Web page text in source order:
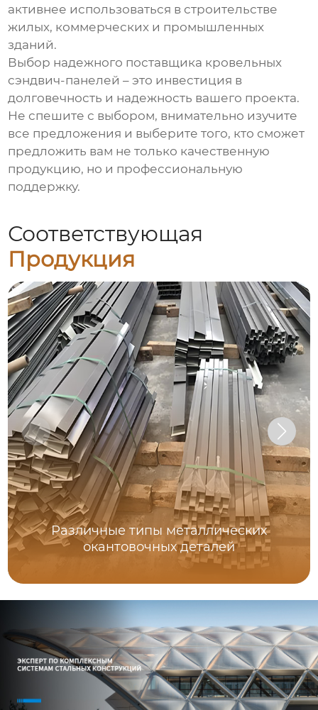
активнее использоваться в строительстве
жилых, коммерческих и промышленных
зданий.
Выбор надежного поставщика кровельных
сэндвич-панелей – это инвестиция в
долговечность и надежность вашего проекта.
Не спешите с выбором, внимательно изучите
все предложения и выберите того, кто сможет
предложить вам не только качественную
продукцию, но и профессиональную
поддержку.
Соответствующая
Продукция
Различные типы металлических
окантовочных деталей